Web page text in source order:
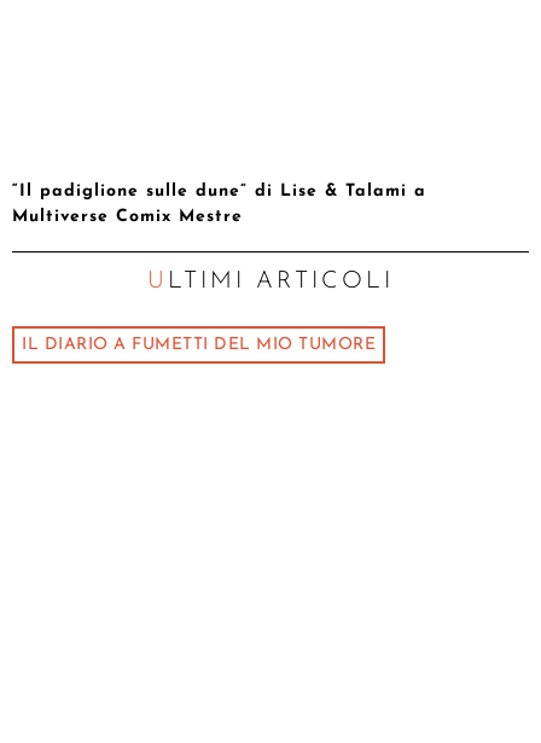
“Il padiglione sulle dune” di Lise & Talami a
Multiverse Comix Mestre
ULTIMI ARTICOLI
IL DIARIO A FUMETTI DEL MIO TUMORE